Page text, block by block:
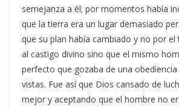
semejanza a él; por momentos había
que la tierra era un lugar demasiado
que su plan había cambiado y no por
al castigo divino sino que el mismo
perfecto que gozaba de una
vistas. Fue así que Dios cansado de
mejor y aceptando que el hombre no